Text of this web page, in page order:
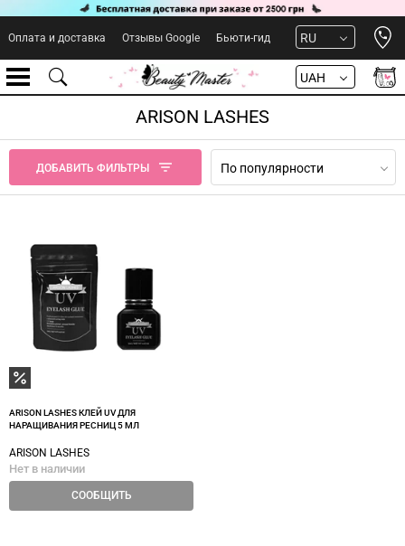
Оплата и доставка Отзывы Google Бьюти-гид RU
UAH
ARISON LASHES
ДОБАВИТЬ ФИЛЬТРЫ По популярности
ARISON LASHES КЛЕЙ UV ДЛЯ
НАРАЩИВАНИЯ РЕСНИЦ 5 МЛ
ARISON LASHES
Нет в наличии
СООБЩИТЬ